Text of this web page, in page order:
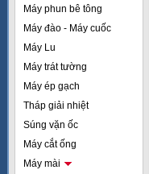
Máy phun bê tông
Máy đào - Máy cuốc
Máy Lu
Máy trát tường
Máy ép gạch
Tháp giải nhiệt
Súng vặn ốc
Máy cắt ống
Máy mài